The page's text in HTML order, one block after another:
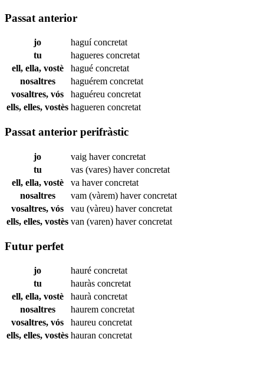
Passat anterior
jo haguíconcretat
tu
hagueres concretat
ell, ella, vostè
hagué concretat
nosaltres
haguérem concretat
vosaltres, vós
haguéreu concretat
ells, elles, vostès hagueren concretat
Passat anterior perifràstic
jo vaig haverconcretat
tu
vas (vares) haverconcretat
ell, ella, vostè
va haverconcretat
nosaltres
vam (vàrem) haverconcretat
vosaltres, vós
vau (vàreu) haverconcretat
ells, elles, vostès van (varen) haverconcretat
Futur perfet
jo hauré concretat
tu
hauràs concretat
ell, ella, vostè
haurà concretat
nosaltres
haurem concretat
vosaltres, vós
haureu concretat
ells, elles, vostès hauran concretat